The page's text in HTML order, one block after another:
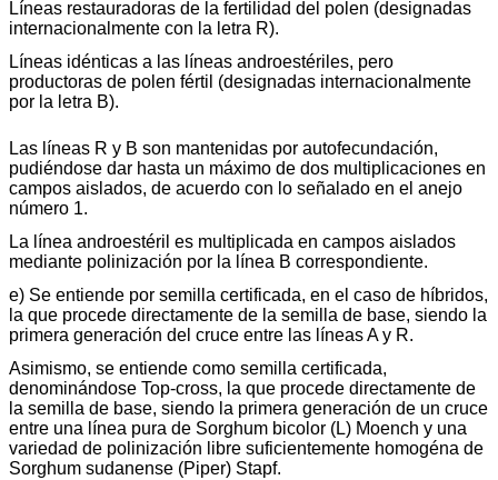
Líneas restauradoras de la fertilidad del polen (designadas
internacionalmente con la letra R).
Líneas idénticas a las líneas androestériles, pero
productoras de polen fértil (designadas internacionalmente
por la letra B).
Las líneas R y B son mantenidas por autofecundación,
pudiéndose dar hasta un máximo de dos multiplicaciones en
campos aislados, de acuerdo con lo señalado en el anejo
número 1.
La línea androestéril es multiplicada en campos aislados
mediante polinización por la línea B correspondiente.
e) Se entiende por semilla certificada, en el caso de híbridos,
la que procede directamente de la semilla de base, siendo la
primera generación del cruce entre las líneas A y R.
Asimismo, se entiende como semilla certificada,
denominándose Top-cross, la que procede directamente de
la semilla de base, siendo la primera generación de un cruce
entre una línea pura de Sorghum bicolor (L) Moench y una
variedad de polinización libre suficientemente homogéna de
Sorghum sudanense (Piper) Stapf.